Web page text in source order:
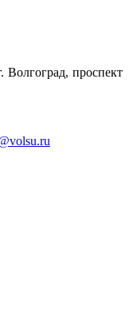
Волгоград, проспект